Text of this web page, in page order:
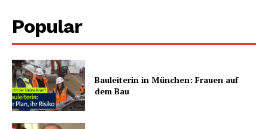
Popular
Bauleiterin in München: Frauen auf
dem Bau